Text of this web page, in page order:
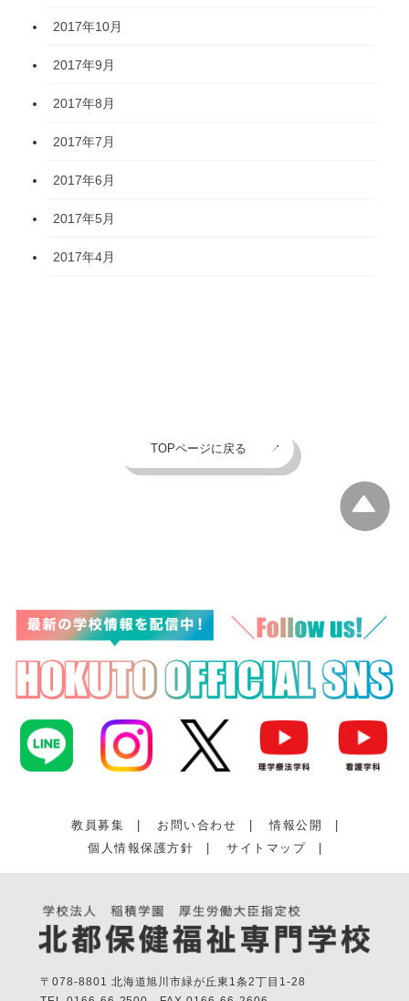
2017年10月
2017年9月
2017年8月
2017年7月
2017年6月
2017年5月
2017年4月
TOPページに戻る
教員募集 お問い合わせ 情報公開
個人情報保護方針
サイトマップ
〒078-8801 北海道旭川市緑が丘東1条2丁目1-28